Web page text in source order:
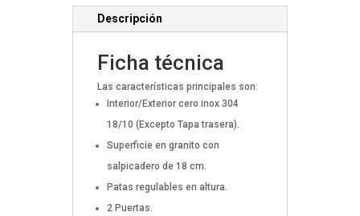
Descripción
Ficha técnica
Las características principales son:
Interior/Exterior cero inox 304
18/10 (Excepto Tapa trasera).
Superficie en granito con
salpicadero de 18 cm.
Patas regulables en altura.
2 Puertas.